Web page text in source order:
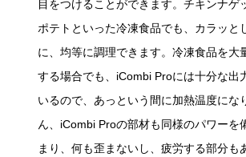
目をつけることができます。チキンナゲ
ポテトといった冷凍食品でも、カラッと
に、均等に調理できます。冷凍食品を大
する場合でも、iCombi Proには十分な出
いるので、あっという間に加熱温度にな
ん、iCombi Proの部材も同様のパワーを
まり、何も歪まないし、疲労する部分も